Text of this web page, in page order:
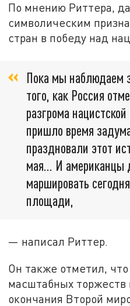
По мнению Риттера,
символическим
стран в победу над
Пока мы наблюдаем
того, как Россия
разгрома
пришло время
праздновали этот
мая… И
маршировать
площади,
— написал Риттер.
Он также отметил, что
масштабных
окончания Второй